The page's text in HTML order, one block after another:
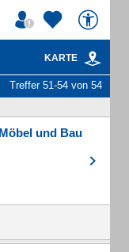
KARTE
Treffer 51-54 von 54
und Bau